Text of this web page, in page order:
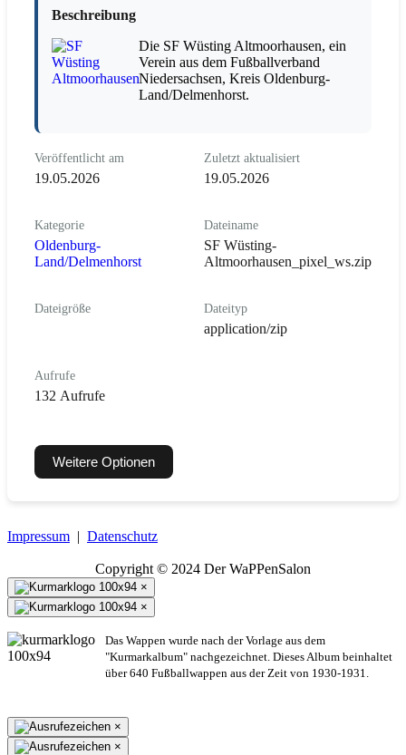
Beschreibung
Die SF Wüsting Altmoorhausen, ein
Verein aus dem Fußballverband
Niedersachsen, Kreis Oldenburg-
Land/Delmenhorst.
Veröffentlicht am
19.05.2026
Zuletzt aktualisiert
19.05.2026
Kategorie
Oldenburg-
Land/Delmenhorst
Dateiname
SF Wüsting-
Altmoorhausen_pixel_ws.zip
Dateigröße Dateityp
application/zip
Aufrufe
132 Aufrufe
Weitere Optionen
Impressum | Datenschutz
Copyright © 2024 Der WaPPenSalon
×
×
Das Wappen wurde nach der Vorlage aus dem
"Kurmarkalbum" nachgezeichnet. Dieses Album beinhaltet
über 640 Fußballwappen aus der Zeit von 1930-1931.
×
×